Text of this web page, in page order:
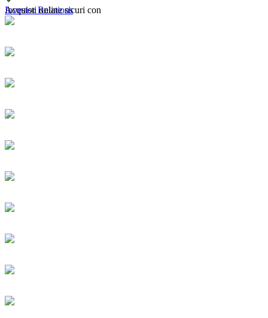
Investor Relations
Acquisti online sicuri con